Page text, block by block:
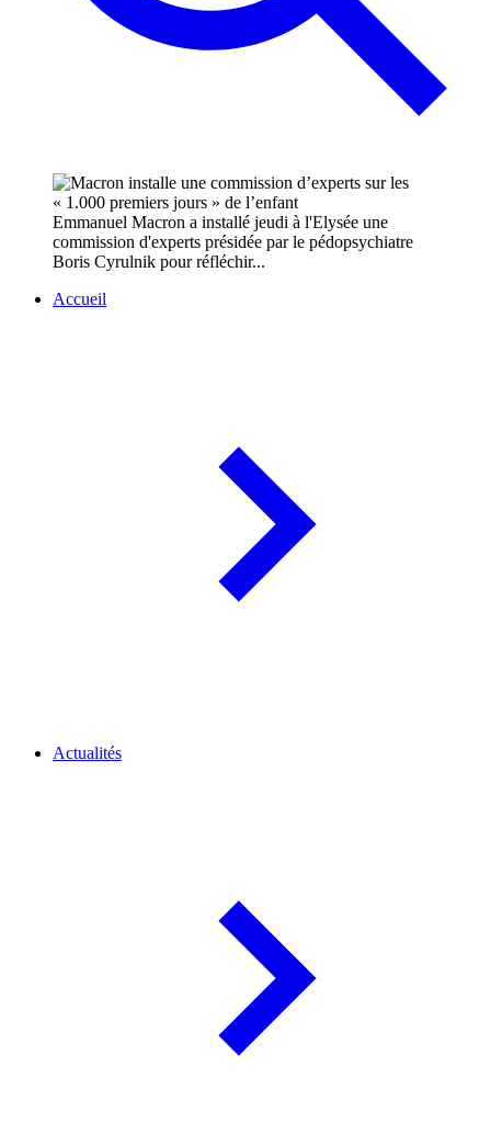
Emmanuel Macron a installé jeudi à l'Elysée une
commission d'experts présidée par le pédopsychiatre
Boris Cyrulnik pour réfléchir...
Accueil
Actualités